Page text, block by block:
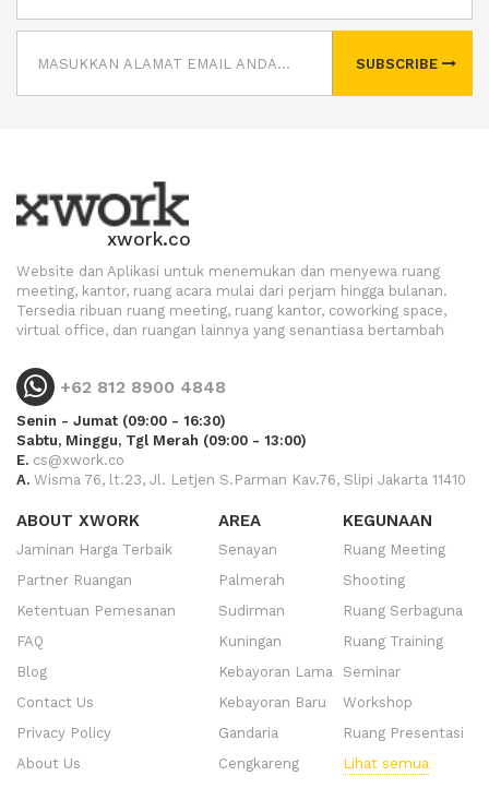
SUBSCRIBE
xwork.co
Website dan Aplikasi untuk menemukan dan menyewa ruang
meeting, kantor, ruang acara mulai dari perjam hingga bulanan.
Tersedia ribuan ruang meeting, ruang kantor, coworking space,
virtual office, dan ruangan lainnya yang senantiasa bertambah
+62 812 8900 4848
Senin - Jumat (09:00 - 16:30)
Sabtu, Minggu, Tgl Merah (09:00 - 13:00)
E. cs@xwork.co
A. Wisma 76, lt.23, Jl. Letjen S.Parman Kav.76, Slipi Jakarta 11410
ABOUT XWORK
Jaminan Harga Terbaik
Partner Ruangan
Ketentuan Pemesanan
FAQ
Blog
Contact Us
Privacy Policy
About Us
AREA
Senayan
Palmerah
Sudirman
Kuningan
Kebayoran Lama
Kebayoran Baru
Gandaria
Cengkareng
KEGUNAAN
Ruang Meeting
Shooting
Ruang Serbaguna
Ruang Training
Seminar
Workshop
Ruang Presentasi
Lihat semua